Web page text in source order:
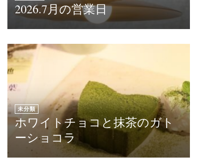
2026.7月の営業日
未分類
ホワイトチョコと抹茶のガト
ーショコラ